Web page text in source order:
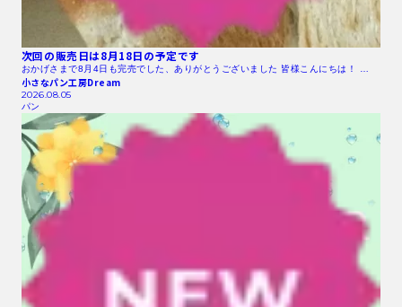
次回の販売日は8月18日の予定です
おかげさまで8月4日も完売でした、ありがとうございました 皆様こんにちは！ …
小さなパン工房Dream
2026.08.05
パン